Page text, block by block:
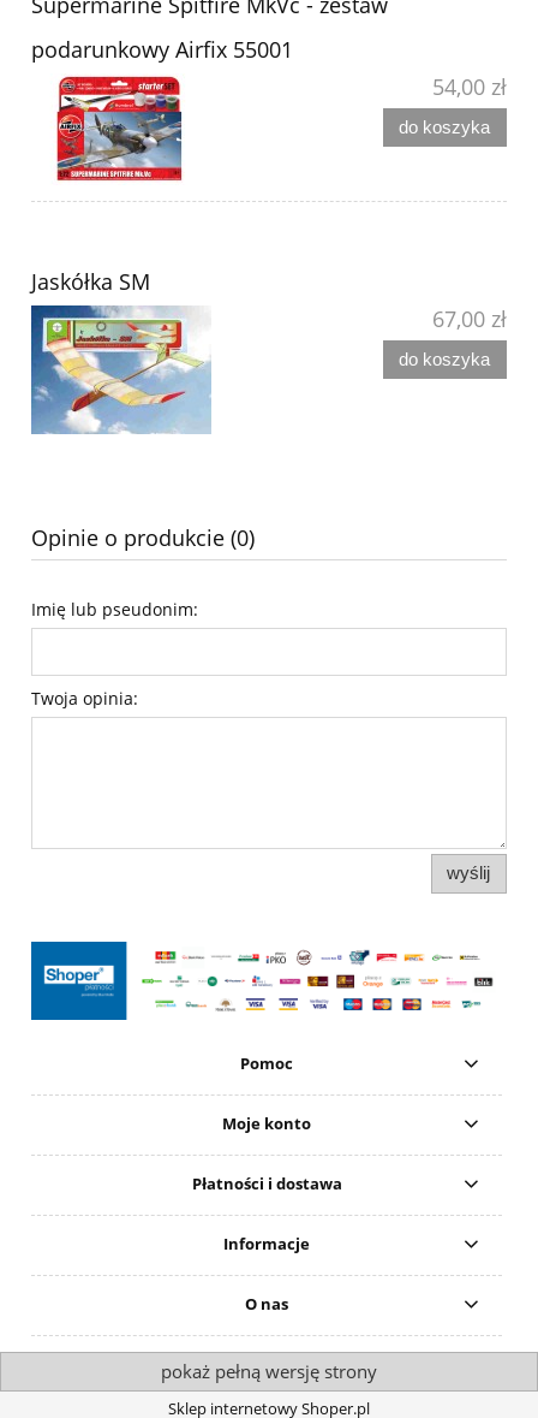
podarunkowy Airfix 55001
54,00 zł
do koszyka
Jaskółka SM
67,00 zł
do koszyka
Opinie o produkcie (0)
Imię lub pseudonim:
Twoja opinia:
wyślij
Pomoc
Moje konto
Płatności i dostawa
Informacje
O nas
pokaż pełną wersję strony
Sklep internetowy Shoper.pl